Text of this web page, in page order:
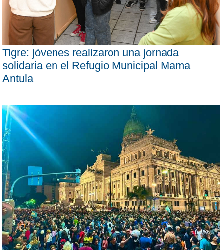
Tigre: jóvenes realizaron una jornada
solidaria en el Refugio Municipal Mama
Antula